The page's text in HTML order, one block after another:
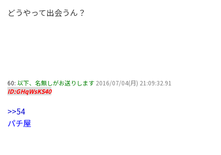
どうやって出会うん？
60: 以下、名無しがお送りします 2016/07/04(月) 21:09:32.91
ID:GHqWsKS40
>>54
パチ屋